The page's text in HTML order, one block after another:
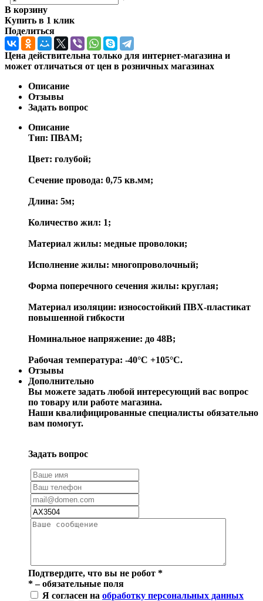
В корзину
Купить в 1 клик
Поделиться
Цена действительна только для интернет-магазина и
может отличаться от цен в розничных магазинах
Описание
Отзывы
Задать вопрос
Описание
Тип: ПВАМ;
Цвет: голубой;
Сечение провода: 0,75 кв.мм;
Длина: 5м;
Количество жил: 1;
Материал жилы: медные проволоки;
Исполнение жилы: многопроволочный;
Форма поперечного сечения жилы: круглая;
Материал изоляции: износостойкий ПВХ-пластикат
повышенной гибкости
Номинальное напряжение: до 48В;
Рабочая температура: -40°C +105°C.
Отзывы
Дополнительно
Вы можете задать любой интересующий вас вопрос
по товару или работе магазина.
Наши квалифицированные специалисты обязательно
вам помогут.
Задать вопрос
Подтвердите, что вы не робот *
*– обязательные поля
Я согласен на обработку персональных данных